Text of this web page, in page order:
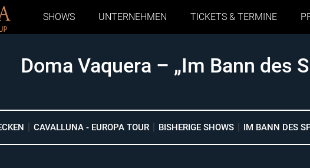
SHOWS UNTERNEHMEN TICKETS & TERMINE
Doma Vaquera – „Im Bann des
CAVALLUNA - EUROPA TOUR BISHERIGE SHOWS IM BANN DES